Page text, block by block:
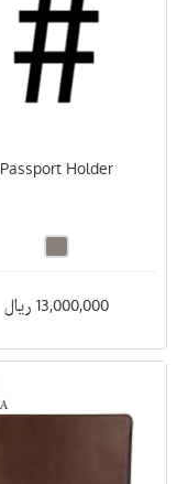
Passport Holder
13,000,000 ریال